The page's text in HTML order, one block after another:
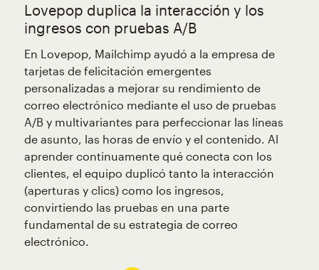
Lovepop duplica la interacción y los
ingresos con pruebas A/B
En Lovepop, Mailchimp ayudó a la empresa de
tarjetas de felicitación emergentes
personalizadas a mejorar su rendimiento de
correo electrónico mediante el uso de pruebas
A/B y multivariantes para perfeccionar las líneas
de asunto, las horas de envío y el contenido. Al
aprender continuamente qué conecta con los
clientes, el equipo duplicó tanto la interacción
(aperturas y clics) como los ingresos,
convirtiendo las pruebas en una parte
fundamental de su estrategia de correo
electrónico.